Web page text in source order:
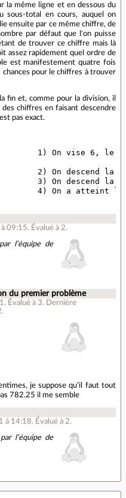
la même ligne et en dessous du
sous-total en cours, auquel on
ensuite par ce même chiffre, de
par défaut que l'on puisse
de trouver ce chiffre mais là
assez rapidement quel ordre de
est manifestement quatre fois
chances pour le chiffres à trouver
fin et, comme pour la division, il
chiffres en faisant descendre
pas exact.
1) On vise 6, le
2) On descend la
3) On descend la
4) On a atteint
09:15. Évalué à 2.
l’équipe de
du premier problème
. Évalué à 3. Dernière
je suppose qu'il faut tout
782.25 il me semble
à 14:18. Évalué à 2.
l’équipe de